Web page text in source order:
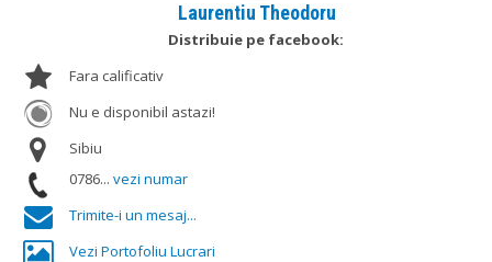
Laurentiu Theodoru
Distribuie pe facebook:
Fara calificativ
Nu e disponibil astazi!
Sibiu
0786... vezi numar
Trimite-i un mesaj...
Vezi Portofoliu Lucrari